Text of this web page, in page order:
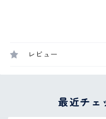
レビュー
最近チェ